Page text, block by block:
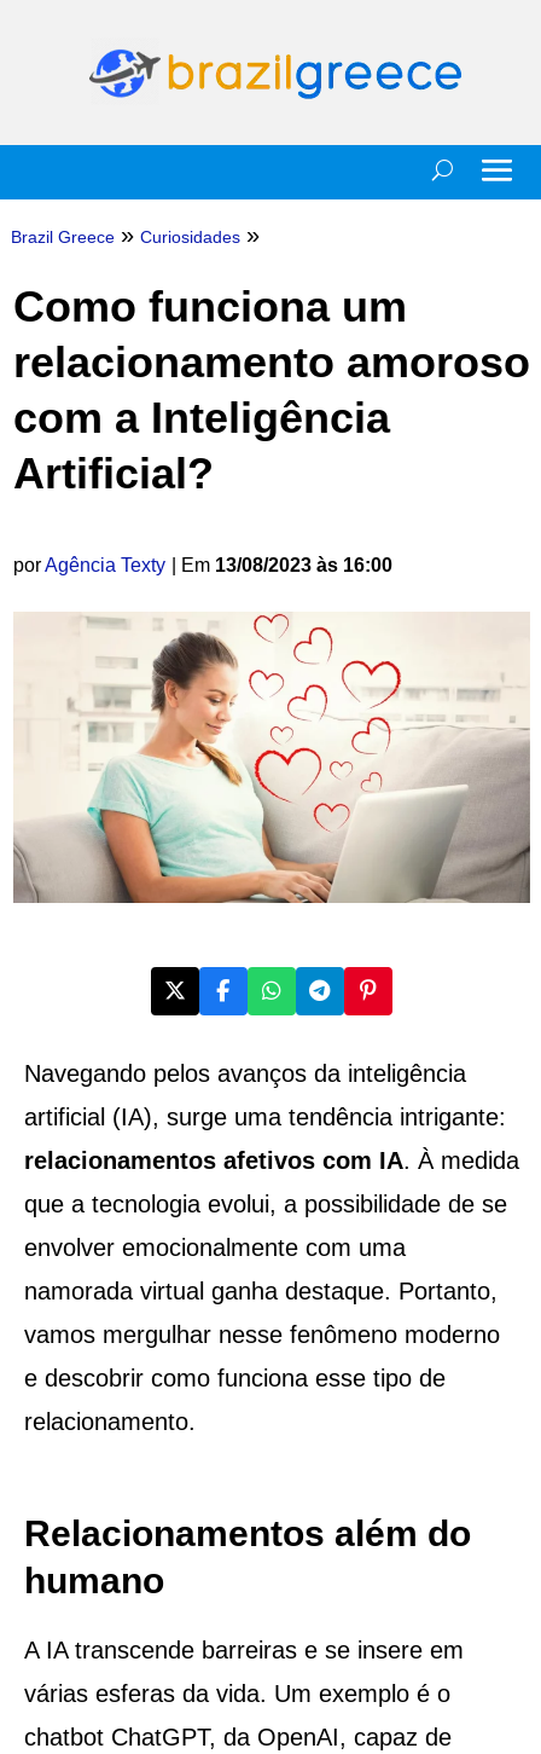
Brazil Greece » Curiosidades »
Como funciona um
relacionamento amoroso
com a Inteligência
Artificial?
porAgência Texty | Em 13/08/2023 às 16:00
Navegando pelos avanços da inteligência
artificial (IA), surge uma tendência intrigante:
relacionamentos afetivos com IA. À medida
que a tecnologia evolui, a possibilidade de se
envolver emocionalmente com uma
namorada virtual ganha destaque. Portanto,
vamos mergulhar nesse fenômeno moderno
e descobrir como funciona esse tipo de
relacionamento.
Relacionamentos além do
humano
A IA transcende barreiras e se insere em
várias esferas da vida. Um exemplo é o
chatbot ChatGPT, da OpenAI, capaz de